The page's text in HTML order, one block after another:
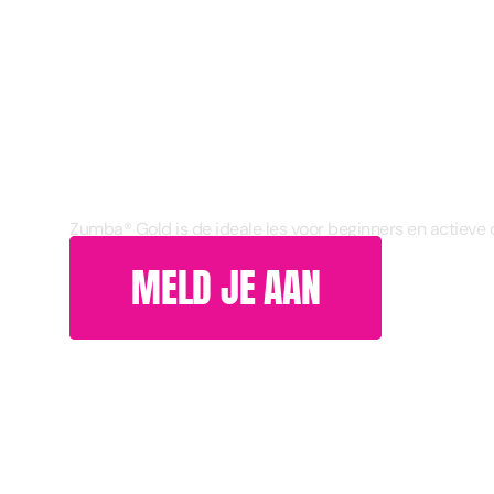
Zumba® Gold is de ideale les voor beginners en actieve
MELD JE AAN